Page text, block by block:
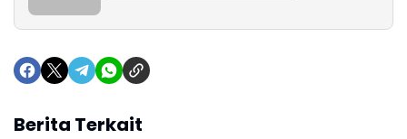
Berita Terkait